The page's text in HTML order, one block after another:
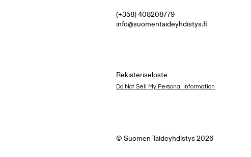
(+358) 408208779
info@suomentaideyhdistys.fi
Rekisteriseloste
Do Not Sell My Personal Information
© Suomen Taideyhdistys 2026